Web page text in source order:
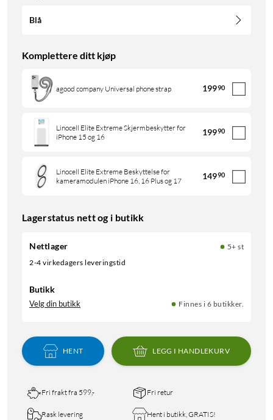
Blå
Komplettere ditt kjøp
agood company Universal phone strap 19990
Linocell Elite Extreme Skjermbeskytter for
iPhone 15 og 16
19990
Linocell Elite Extreme Beskyttelse for
kameramodulen iPhone 16, 16 Plus og 17
14990
Lagerstatus nett og i butikk
Nettlager
5+ st
2-4 virkedagers leveringstid
Butikk
Velg din butikk Finnes i 6 butikker.
HENT LEGG I HANDLEKURV
Fri frakt fra 599,- Fri retur
Rask levering Hent i butikk, GRATIS!